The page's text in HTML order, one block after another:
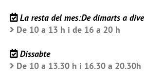
La resta del mes:De dimarts a
De 10 a 13 h i de 16 a 20 h
Dissabte
De 10 a 13.30 h i 16.30 a 20.30h